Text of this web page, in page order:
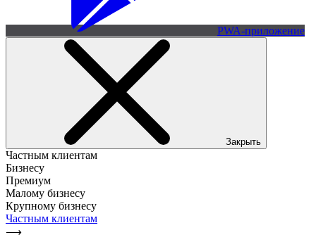
PWA-приложение
Закрыть
Частным клиентам
Бизнесу
Премиум
Малому бизнесу
Крупному бизнесу
Частным клиентам
⟶